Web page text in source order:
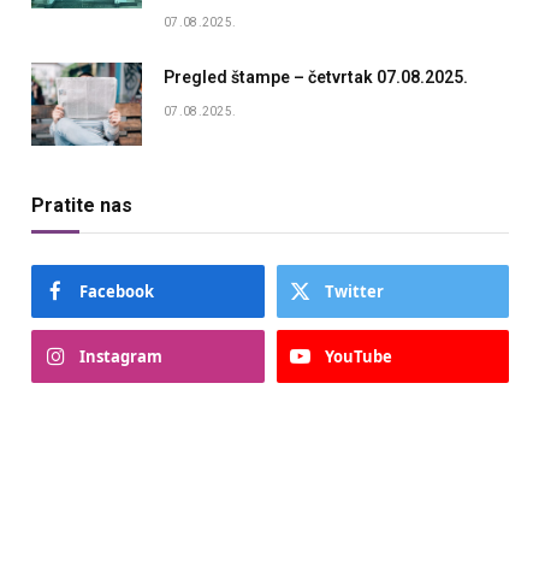
07.08.2025.
Pregled štampe – četvrtak 07.08.2025.
07.08.2025.
Pratite nas
Facebook Twitter
Instagram YouTube